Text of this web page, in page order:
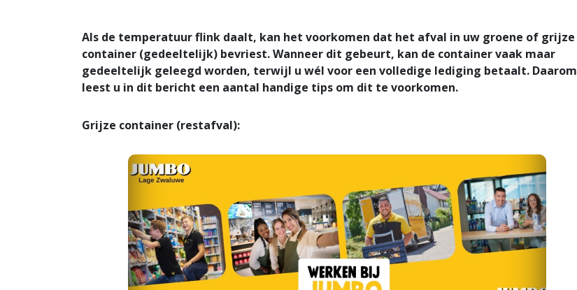
Als de temperatuur flink daalt, kan het voorkomen dat het afval in uw groene of grijze
container (gedeeltelijk) bevriest. Wanneer dit gebeurt, kan de container vaak maar
gedeeltelijk geleegd worden, terwijl u wél voor een volledige lediging betaalt. Daarom
leest u in dit bericht een aantal handige tips om dit te voorkomen.
Grijze container (restafval):